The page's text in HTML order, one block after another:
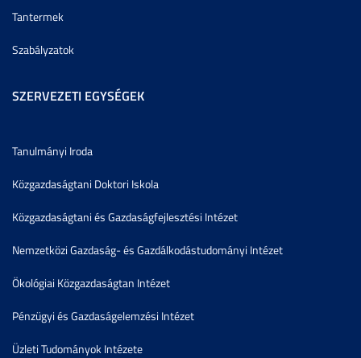
Tantermek
Szabályzatok
SZERVEZETI EGYSÉGEK
Tanulmányi Iroda
Közgazdaságtani Doktori Iskola
Közgazdaságtani és Gazdaságfejlesztési Intézet
Nemzetközi Gazdaság- és Gazdálkodástudományi Intézet
Ökológiai Közgazdaságtan Intézet
Pénzügyi és Gazdaságelemzési Intézet
Üzleti Tudományok Intézete